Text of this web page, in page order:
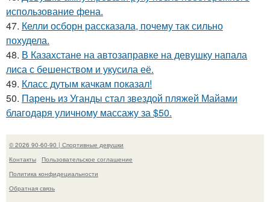
использование фена.
47. Келли осборн рассказала, почему так сильно
похудела.
48. В Казахстане на автозаправке на девушку напала
лиса с бешенством и укусила её.
49. Класс дутым качкам показал!
50. Парень из Уганды стал звездой пляжей Майами
благодаря уличному массажу за $50.
© 2026 90-60-90 | Спортивные девушки
Контакты
Пользовательское соглашение
Политика конфидециальности
Обратная связь